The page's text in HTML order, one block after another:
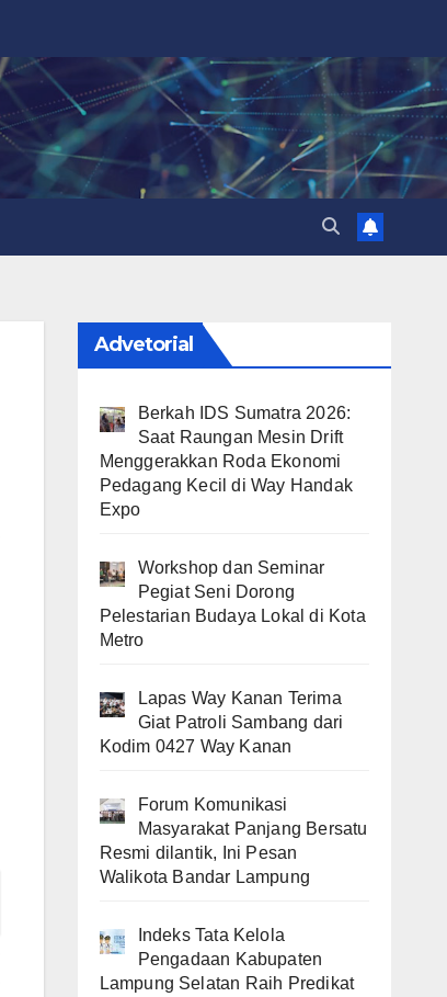
Advetorial
Berkah IDS Sumatra 2026:
Saat Raungan Mesin Drift
Menggerakkan Roda Ekonomi
Pedagang Kecil di Way Handak
Expo
Workshop dan Seminar
Pegiat Seni Dorong
Pelestarian Budaya Lokal di Kota
Metro
Lapas Way Kanan Terima
Giat Patroli Sambang dari
Kodim 0427 Way Kanan
Forum Komunikasi
Masyarakat Panjang Bersatu
Resmi dilantik, Ini Pesan
Walikota Bandar Lampung
Indeks Tata Kelola
Pengadaan Kabupaten
Lampung Selatan Raih Predikat